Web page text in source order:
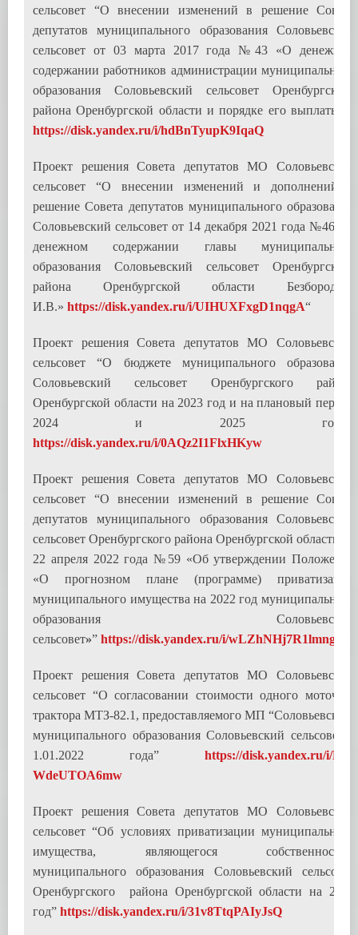
сельсовет “О внесении изменений в решение Совета
депутатов муниципального образования Соловьевский
сельсовет от 03 марта 2017 года №43 «О денежном
содержании работников администрации муниципального
образования Соловьевский сельсовет Оренбургского
района Оренбургской области и порядке его выплаты»”
https://disk.yandex.ru/i/hdBnTyupK9IqaQ
Проект решения Совета депутатов МО Соловьевский
сельсовет “О внесении изменений и дополнений в
решение Совета депутатов муниципального образования
Соловьевский сельсовет от 14 декабря 2021 года №46 «О
денежном содержании главы муниципального
образования Соловьевский сельсовет Оренбургского
района Оренбургской области Безбородова
И.В.» https://disk.yandex.ru/i/UIHUXFxgD1nqgA“
Проект решения Совета депутатов МО Соловьевский
сельсовет “О бюджете муниципального образования
Соловьевский сельсовет Оренбургского района
Оренбургской области на 2023 год и на плановый период
2024 и 2025 годы”
https://disk.yandex.ru/i/0AQz2I1FlxHKyw
Проект решения Совета депутатов МО Соловьевский
сельсовет “О внесении изменений в решение Совета
депутатов муниципального образования Соловьевский
сельсовет Оренбургского района Оренбургской области от
22 апреля 2022 года №59 «Об утверждении Положения
«О прогнозном плане (программе) приватизации
муниципального имущества на 2022 год муниципального
образования Соловьевский
сельсовет»” https://disk.yandex.ru/i/wLZhNHj7R1lmng
Проект решения Совета депутатов МО Соловьевский
сельсовет “О согласовании стоимости одного моточаса
трактора МТЗ-82.1, предоставляемого МП “Соловьевское”
муниципального образования Соловьевский сельсовет с
1.01.2022 года” https://disk.yandex.ru/i/Let-
WdeUTOA6mw
Проект решения Совета депутатов МО Соловьевский
сельсовет “Об условиях приватизации муниципального
имущества, являющегося собственностью
муниципального образования Соловьевский сельсовет
Оренбургского района Оренбургской области на 2023
год” https://disk.yandex.ru/i/31v8TtqPAIyJsQ